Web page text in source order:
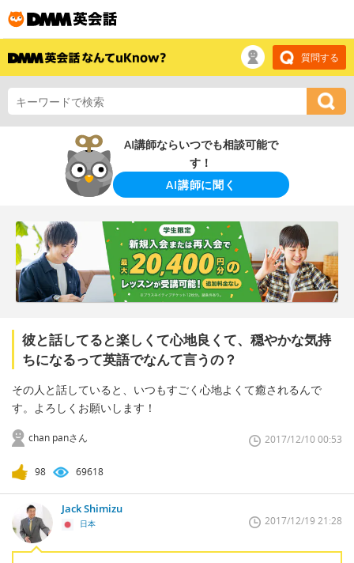
質問する
AI講師ならいつでも相談可能で
す！
AI講師に聞く
彼と話してると楽しくて心地良くて、穏やかな気持
ちになるって英語でなんて言うの？
その人と話していると、いつもすごく心地よくて癒されるんで
す。よろしくお願いします！
chan panさん 2017/12/10 00:53
98 69618
Jack Shimizu
日本 2017/12/19 21:28